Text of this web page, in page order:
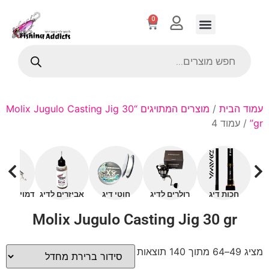
0
עמוד הבית /
מוצרים המתויגים “Molix Jugulo Casting Jig 30
gr” / עמוד 4
חכות דיג רולרים לדיג חוטי דיג אביזרים לדיג דמויים
Molix Jugulo Casting Jig 30 gr
מציג 49–64 מתוך 140 תוצאות